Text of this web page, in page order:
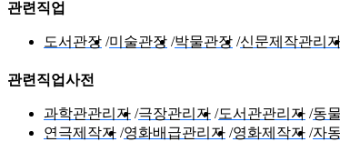
관련직업
도서관장 미술관장 박물관장 신문제작관리
관련직업사전
과학관관리자 극장관리자 도서관관리자 동
연극제작자 영화배급관리자 영화제작자 자